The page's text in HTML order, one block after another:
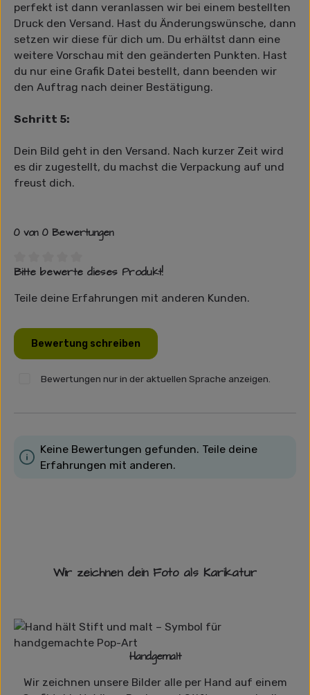
perfekt ist dann veranlassen wir bei einem bestellten
Druck den Versand. Hast du Änderungswünsche, dann
setzen wir diese für dich um. Du erhältst dann eine
weitere Vorschau mit den geänderten Punkten. Hast
du nur eine Grafik Datei bestellt, dann beenden wir
den Auftrag nach deiner Bestätigung.
Schritt 5:
Dein Bild geht in den Versand. Nach kurzer Zeit wird
es dir zugestellt, du machst die Verpackung auf und
freust dich.
0 von 0 Bewertungen
Durchschnittliche Bewertung von 0 von 5 Sternen
Bitte bewerte dieses Produkt!
Teile deine Erfahrungen mit anderen Kunden.
Bewertung schreiben
Bewertungen nur in der aktuellen Sprache anzeigen.
Keine Bewertungen gefunden. Teile deine
Erfahrungen mit anderen.
Wir zeichnen dein Foto als Karikatur
Handgemalt
Wir zeichnen unsere Bilder alle per Hand auf einem